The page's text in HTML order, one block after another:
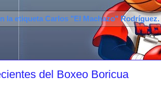
la etiqueta Carlos "El Machazo" Rodríguez.
del Boxeo Boricua